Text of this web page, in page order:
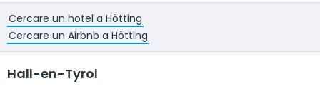
Cercare un hotel a Hötting
Cercare un Airbnb a Hötting
Hall-en-Tyrol